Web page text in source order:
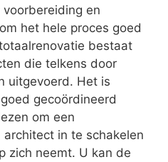
en
het hele proces goed
bestaat
die telkens door
uitgevoerd. Het is
gecoördineerd
om een
in te schakelen
zich neemt. U kan de